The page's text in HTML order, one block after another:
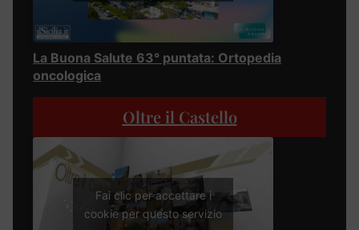
La Buona Salute 63° puntata: Ortopedia
oncologica
Oltre il Castello
Fai clic per accettare i
cookie per questo servizio